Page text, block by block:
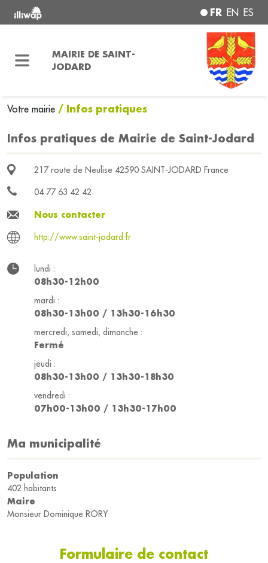
FR EN ES
MAIRIE DE SAINT-
JODARD
Votre mairie / Infos pratiques
Infos pratiques de Mairie de Saint-Jodard
217 route de Neulise 42590 SAINT-JODARD France
04 77 63 42 42
Nous contacter
http://www.saint-jodard.fr
lundi :
08h30-12h00
mardi :
08h30-13h00 / 13h30-16h30
mercredi, samedi, dimanche :
Fermé
jeudi :
08h30-13h00 / 13h30-18h30
vendredi :
07h00-13h00 / 13h30-17h00
Ma municipalité
Population
402 habitants
Maire
Monsieur Dominique RORY
Formulaire de contact